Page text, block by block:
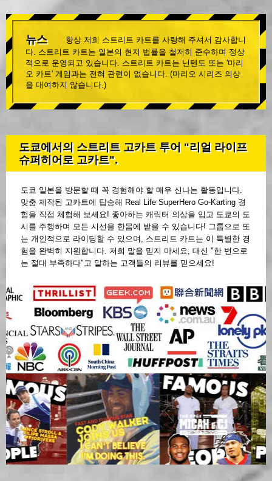
뉴스
항상 저희 스트리트 카트를 사랑해 주셔서 감사합니
다. 스트리트 카트는 일본의 현지 법률을 철저히 준수하며 정상
적으로 운영되고 있습니다. 스트리트 카트는 닌텐도 또는 '마리
오 카트' 게임과는 전혀 관련이 없습니다. (마리오 시리즈 의상
을 대여하지 않습니다.)
도쿄에서의 스트리트 고카트 투어 "리얼 라이프
슈퍼히어로 고카트".
도쿄 일본을 방문할 때 꼭 경험해야 할 매우 신나는 활동입니다.
맞춤 제작된 고카트에 탑승해 Real Life SuperHero Go-Karting 경
험을 직접 체험해 보세요! 좋아하는 캐릭터 의상을 입고 도쿄의 도
시를 주행하며 모든 시선을 한몸에 받을 수 있습니다! 그룹으로 또
는 개인적으로 라이딩할 수 있으며, 스트리트 카트는 이 특별한 경
험을 완벽히 지원합니다. 저희 말을 믿지 마세요, 대신 "한 번으로
는 절대 부족하다"고 말하는 고객들의 리뷰를 믿으세요!